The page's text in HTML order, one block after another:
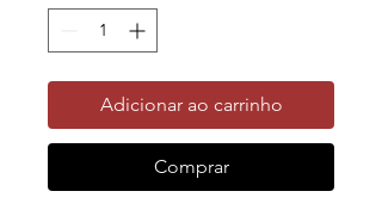
Adicionar ao carrinho
Comprar